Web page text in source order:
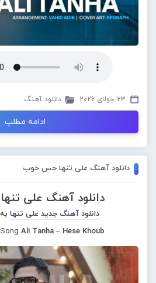
23 جولای 2026 دانلود آهنگ
ادامه مطلب
دانلود آهنگ علی تنها حس خوب
دانلود آهنگ علی
دانلود آهنگ جدید علی تنها
Ali Tanha – Hese Khoub